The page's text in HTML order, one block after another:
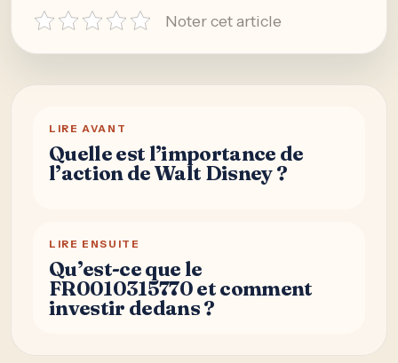
Noter cet article
LIRE AVANT
Quelle est l’importance de
l’action de Walt Disney ?
LIRE ENSUITE
Qu’est-ce que le
FR0010315770 et comment
investir dedans ?